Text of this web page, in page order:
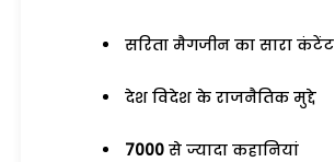
सरिता मैगजीन का सारा कंटेंट
देश विदेश के राजनैतिक मुद्दे
7000 से ज्यादा कहानियां